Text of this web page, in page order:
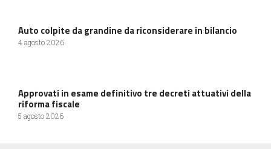
Auto colpite da grandine da riconsiderare in bilancio
4 agosto 2026
Approvati in esame definitivo tre decreti attuativi della
riforma fiscale
5 agosto 2026